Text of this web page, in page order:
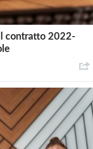
contratto 2022-